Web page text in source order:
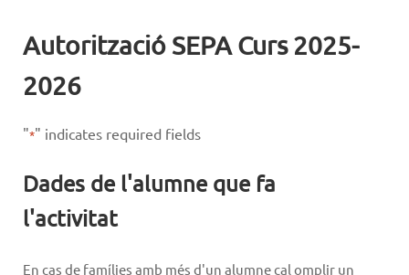
Autorització SEPA Curs 2025-
2026
"*" indicates required fields
Dades de l'alumne que fa
l'activitat
En cas de famílies amb més d'un alumne cal omplir un